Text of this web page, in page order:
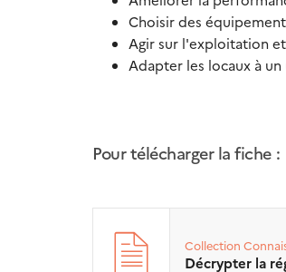
Choisir des
Agir sur l'exploitation
Adapter les locaux à
Pour télécharger la fiche :
Collection
Décrypter la